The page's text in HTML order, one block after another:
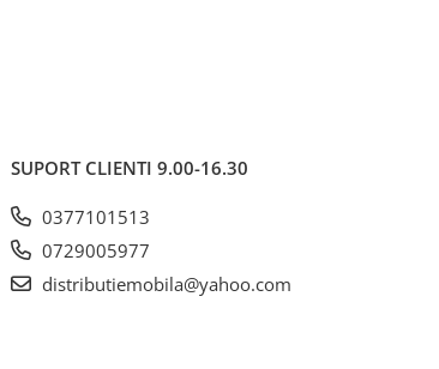
SUPORT CLIENTI 9.00-16.30
0377101513
0729005977
distributiemobila@yahoo.com